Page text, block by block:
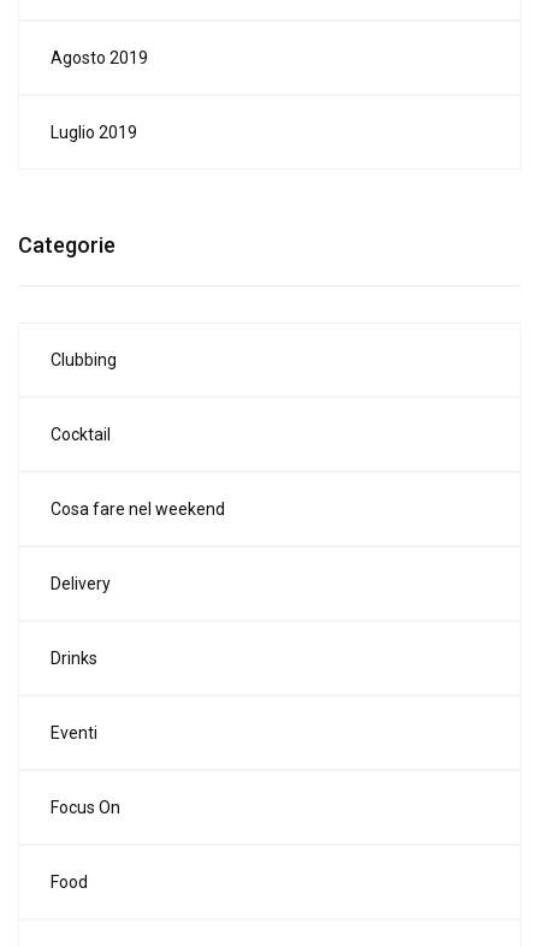
Agosto 2019
Luglio 2019
Categorie
Clubbing
Cocktail
Cosa fare nel weekend
Delivery
Drinks
Eventi
Focus On
Food